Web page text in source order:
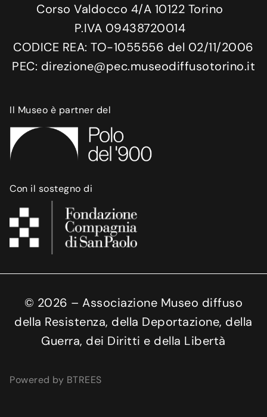
Corso Valdocco 4/A 10122 Torino
P.IVA 09438720014
CODICE REA: TO-1055556 del 02/11/2006
PEC: direzione@pec.museodiffusotorino.it
Il Museo è partner del
Con il sostegno di
© 2026 – Associazione Museo diffuso
della Resistenza, della Deportazione, della
Guerra, dei Diritti e della Libertà
Powered by BTREES